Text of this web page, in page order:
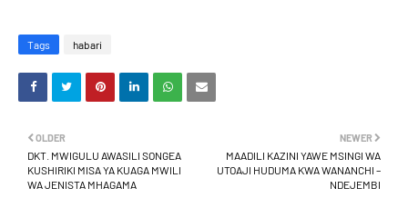
Tags habari
NEWER
MAADILI KAZINI YAWE MSINGI WA
UTOAJI HUDUMA KWA WANANCHI –
NDEJEMBI
OLDER
DKT. MWIGULU AWASILI SONGEA
KUSHIRIKI MISA YA KUAGA MWILI
WA JENISTA MHAGAMA